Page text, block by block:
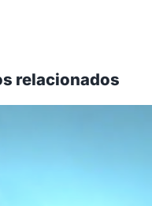
relacionados